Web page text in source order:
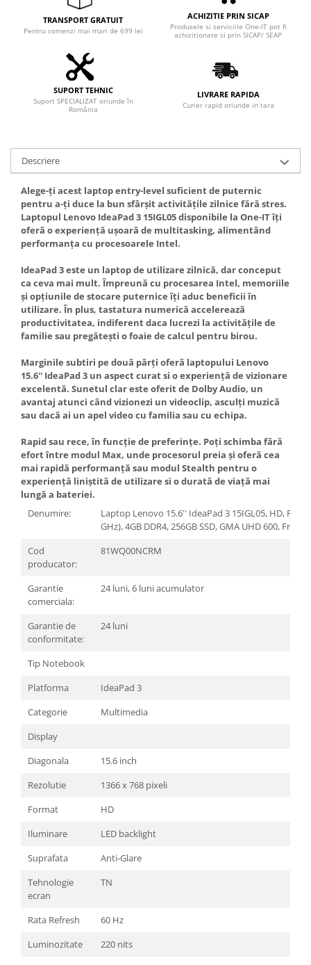
Tastaturi
Componente PC
Placi de Baza
Memorii
SSD
Hard Disc-uri
Carcase
Surse
Cooler
Servere & Componente
Componente Server
Servere
Software
Retelistica & Supraveghere
Multifunctionale
Imprimante
TV, Multimedia & Electronice
Televizoare & accesorii
Multimedia
Foto & Video
Firewall
Antivirus
TRANSPORT GRATUIT
Pentru comenzi mai mari de 699 lei
ACHIZITIE PRIN SICAP
Produsele si serviciile One-IT pot fi
achizitionate si prin SICAP/ SEAP
SUPORT TEHNIC
Suport SPECIALIZAT oriunde în
România
LIVRARE RAPIDA
Curier rapid oriunde in tara
Descriere
Alege-ți acest laptop entry-level suficient de puternic
pentru a-ți duce la bun sfârșit activitățile zilnice fără stres.
Laptopul Lenovo IdeaPad 3 15IGL05 disponibile la One-IT îți
oferă o experiență ușoară de multitasking, alimentând
performanța cu procesoarele Intel.
IdeaPad 3 este un laptop de utilizare zilnică, dar conceput
ca ceva mai mult. Împreună cu procesarea Intel, memoriile
și opțiunile de stocare puternice îți aduc beneficii în
utilizare. În plus, tastatura numerică accelerează
productivitatea, indiferent daca lucrezi la activitățile de
familie sau pregătești o foaie de calcul pentru birou.
Marginile subtiri pe două părți oferă laptopului Lenovo
15.6'' IdeaPad 3 un aspect curat si o experiență de vizionare
excelentă. Sunetul clar este oferit de Dolby Audio, un
avantaj atunci când vizionezi un videoclip, asculți muzică
sau dacă ai un apel video cu familia sau cu echipa.
Rapid sau rece, în funcție de preferințe. Poți schimba fără
efort între modul Max, unde procesorul preia și oferă cea
mai rapidă performanță sau modul Stealth pentru o
experiență liniștită de utilizare si o durată de viață mai
lungă a bateriei.
Denumire:
Laptop Lenovo 15.6'' IdeaPad 3 15IGL05, HD,
GHz), 4GB DDR4, 256GB SSD, GMA UHD 600, Free
Cod
producator:
81WQ00NCRM
Garantie
comerciala:
24 luni, 6 luni acumulator
Garantie de
conformitate:
24 luni
Tip Notebook
Platforma
IdeaPad 3
Categorie
Multimedia
Display
Diagonala
15.6 inch
Rezolutie
1366 x 768 pixeli
Format
HD
Iluminare
LED backlight
Suprafata
Anti-Glare
Tehnologie
ecran
TN
Rata Refresh
60 Hz
Luminozitate
220 nits